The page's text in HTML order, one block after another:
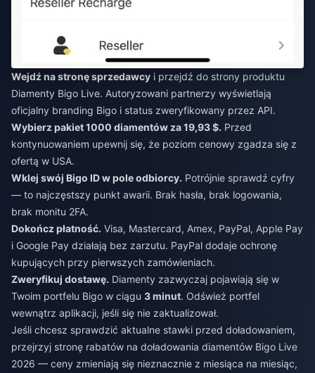
Wejdź na stronę sprzedawcy i przejdź do strony produktu
Diamenty Bigo Live. Autoryzowani partnerzy wyświetlają
oficjalny branding Bigo i status zweryfikowany przez API.
Wybierz pakiet 1000 diamentów za 19,93 $. Przed
kontynuowaniem upewnij się, że poziom cenowy zgadza się z
ofertą w USA.
Wklej swój Bigo ID w pole odbiorcy. Potrójnie sprawdź cyfry
— to najczęstszy punkt awarii. Brak hasła, brak logowania,
brak monitu 2FA.
Dokończ płatność. Visa, Mastercard, Amex, PayPal, Apple Pay
i Google Pay działają bez zarzutu. PayPal dodaje ochronę
kupujących przy pierwszych zamówieniach.
Zweryfikuj dostawę. Diamenty zazwyczaj pojawiają się w
Twoim portfelu Bigo w ciągu 3 minut. Odśwież portfel
wewnątrz aplikacji, jeśli się nie zaktualizował.
Jeśli chcesz sprawdzić aktualne stawki przed doładowaniem,
przejrzyj stronę rabatów na doładowania diamentów Bigo Live
2026 — ceny zmieniają się nieznacznie z miesiąca na miesiąc,